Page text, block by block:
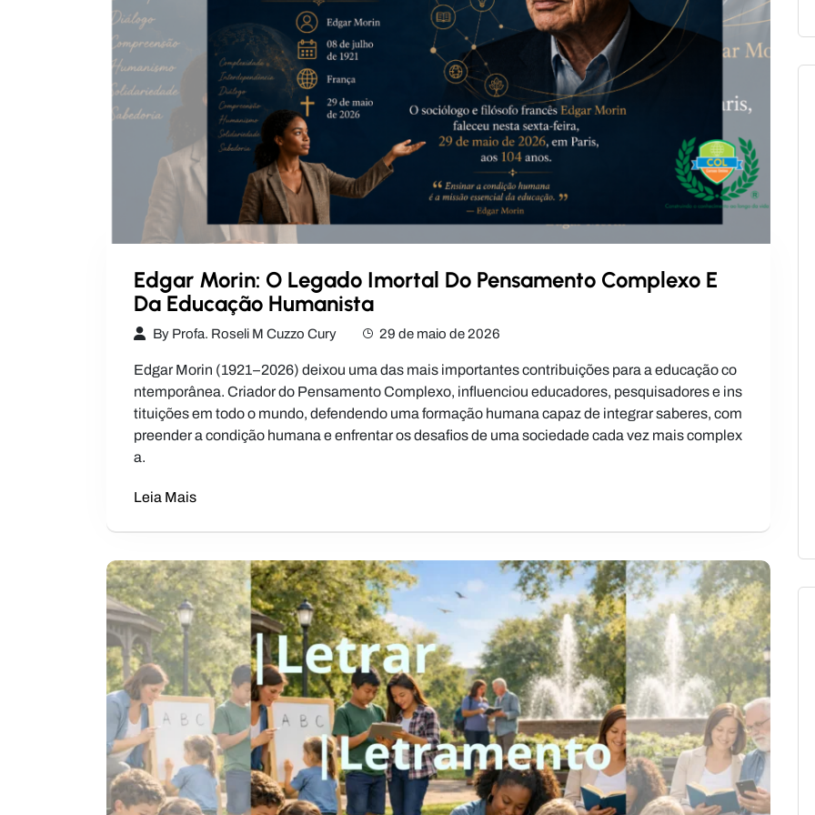
Edgar Morin: O Legado Imortal Do Pensamento Complexo E
Da Educação Humanista
By Profa. Roseli M Cuzzo Cury 29 de maio de 2026
Edgar Morin (1921–2026) deixou uma das mais importantes contribuições para a educação co
ntemporânea. Criador do Pensamento Complexo, influenciou educadores, pesquisadores e ins
tituições em todo o mundo, defendendo uma formação humana capaz de integrar saberes, com
preender a condição humana e enfrentar os desafios de uma sociedade cada vez mais complex
a.
Leia Mais